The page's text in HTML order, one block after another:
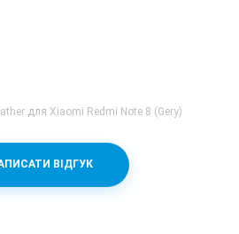
для Xiaomi Redmi Note 8 (Gery)
ВІДГУК